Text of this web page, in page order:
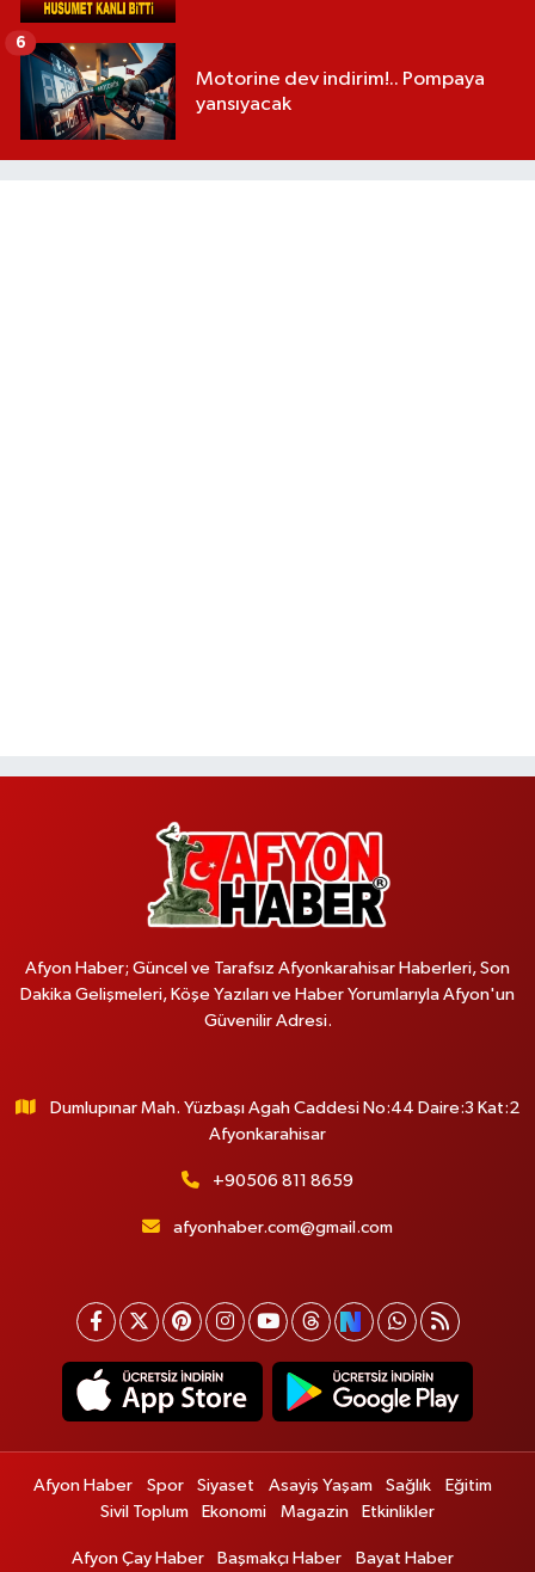
Motorine dev indirim!.. Pompaya
yansıyacak
6
Afyon Haber; Güncel ve Tarafsız Afyonkarahisar Haberleri, Son
Dakika Gelişmeleri, Köşe Yazıları ve Haber Yorumlarıyla Afyon'un
Güvenilir Adresi.
Dumlupınar Mah. Yüzbaşı Agah Caddesi No:44 Daire:3 Kat:2
Afyonkarahisar
+90506 811 8659
afyonhaber.com@gmail.com
Afyon Haber Spor Siyaset Asayiş Yaşam Sağlık
Eğitim
Sivil Toplum
Ekonomi Magazin Etkinlikler
Afyon Çay Haber Başmakçı Haber Bayat Haber